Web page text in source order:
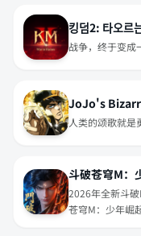
킹덤2: 타오르
战争，终于变成
JoJo's
人类的颂歌就是
斗破苍穹M：
2026年全新斗
苍穹M：少年崛